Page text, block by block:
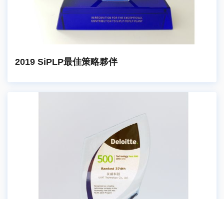
2019 SiPLP最佳策略夥伴